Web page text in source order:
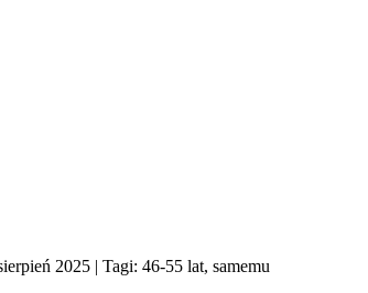
2025 | Tagi: 46-55 lat, samemu